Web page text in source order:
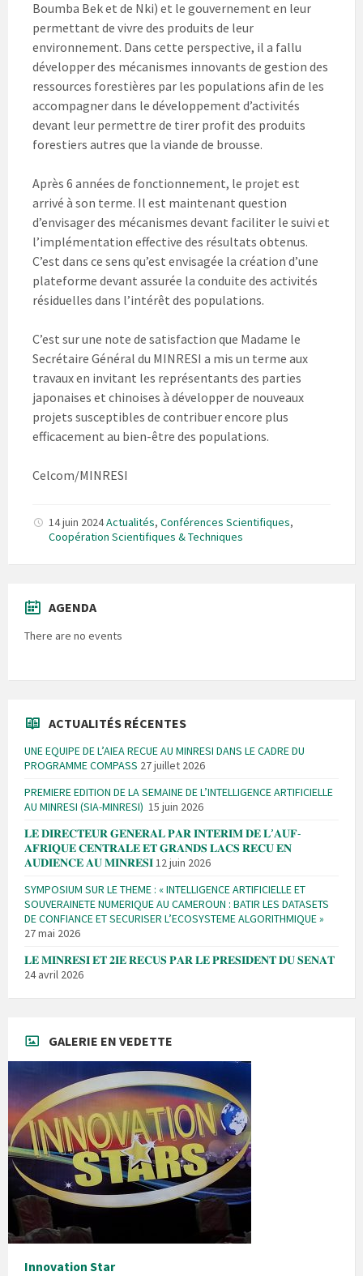
Boumba Bek et de Nki) et le gouvernement en leur
permettant de vivre des produits de leur
environnement. Dans cette perspective, il a fallu
développer des mécanismes innovants de gestion des
ressources forestières par les populations afin de les
accompagner dans le développement d’activités
devant leur permettre de tirer profit des produits
forestiers autres que la viande de brousse.
Après 6 années de fonctionnement, le projet est
arrivé à son terme. Il est maintenant question
d’envisager des mécanismes devant faciliter le suivi et
l’implémentation effective des résultats obtenus.
C’est dans ce sens qu’est envisagée la création d’une
plateforme devant assurée la conduite des activités
résiduelles dans l’intérêt des populations.
C’est sur une note de satisfaction que Madame le
Secrétaire Général du MINRESI a mis un terme aux
travaux en invitant les représentants des parties
japonaises et chinoises à développer de nouveaux
projets susceptibles de contribuer encore plus
efficacement au bien-être des populations.
Celcom/MINRESI
14 juin 2024Actualités, Conférences Scientifiques,
Coopération Scientifiques & Techniques
AGENDA
There are no events
ACTUALITÉS RÉCENTES
UNE EQUIPE DE L’AIEA RECUE AU MINRESI DANS LE CADRE DU
PROGRAMME COMPASS 27 juillet 2026
PREMIERE EDITION DE LA SEMAINE DE L’INTELLIGENCE ARTIFICIELLE
AU MINRESI (SIA-MINRESI) 15 juin 2026
𝐋𝐄 𝐃𝐈𝐑𝐄𝐂𝐓𝐄𝐔𝐑 𝐆𝐄𝐍𝐄𝐑𝐀𝐋 𝐏𝐀𝐑 𝐈𝐍𝐓𝐄𝐑𝐈𝐌 𝐃𝐄 𝐋’𝐀𝐔𝐅-
𝐀𝐅𝐑𝐈𝐐𝐔𝐄 𝐂𝐄𝐍𝐓𝐑𝐀𝐋𝐄 𝐄𝐓 𝐆𝐑𝐀𝐍𝐃𝐒 𝐋𝐀𝐂𝐒 𝐑𝐄𝐂𝐔 𝐄𝐍
𝐀𝐔𝐃𝐈𝐄𝐍𝐂𝐄 𝐀𝐔 𝐌𝐈𝐍𝐑𝐄𝐒𝐈12 juin 2026
SYMPOSIUM SUR LE THEME : « INTELLIGENCE ARTIFICIELLE ET
SOUVERAINETE NUMERIQUE AU CAMEROUN : BATIR LES DATASETS
DE CONFIANCE ET SECURISER L’ECOSYSTEME ALGORITHMIQUE »
27 mai 2026
𝐋𝐄 𝐌𝐈𝐍𝐑𝐄𝐒𝐈 𝐄𝐓 𝟐𝐈𝐄 𝐑𝐄𝐂𝐔𝐒 𝐏𝐀𝐑 𝐋𝐄 𝐏𝐑𝐄𝐒𝐈𝐃𝐄𝐍𝐓 𝐃𝐔 𝐒𝐄𝐍𝐀𝐓
24 avril 2026
GALERIE EN VEDETTE
Innovation Star